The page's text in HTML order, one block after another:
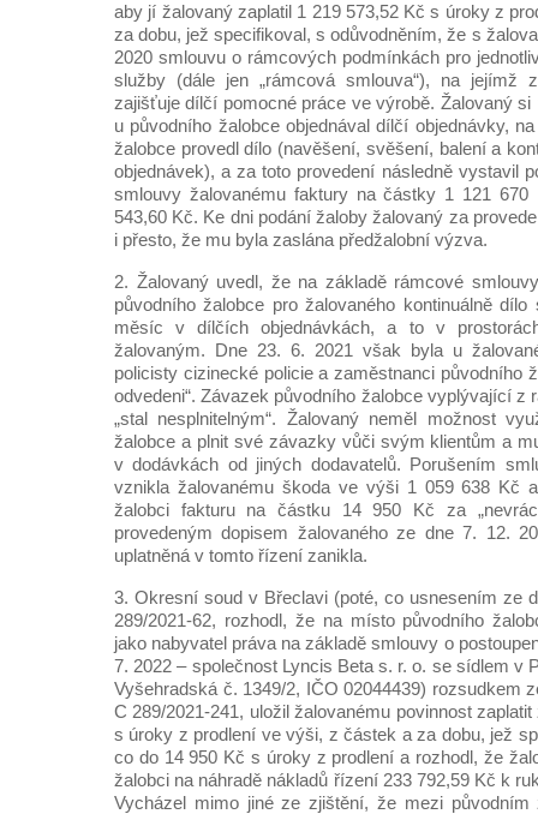
aby jí žalovaný zaplatil 1 219 573,52 Kč s úroky z
za dobu, jež specifikoval, s odůvodněním, že s
2020 smlouvu o rámcových podmínkách pro
služby (dále jen „rámcová smlouva“), na jejímž
zajišťuje dílčí pomocné práce ve výrobě. Žalovaný
u původního žalobce objednával dílčí objednávky,
žalobce provedl dílo (navěšení, svěšení, balení a
objednávek), a za toto provedení následně vystavil
smlouvy žalovanému faktury na částky 1 121
543,60 Kč. Ke dni podání žaloby žalovaný za
i přesto, že mu byla zaslána předžalobní výzva.
2. Žalovaný uvedl, že na základě rámcové
původního žalobce pro žalovaného kontinuálně
měsíc v dílčích objednávkách, a to v
žalovaným. Dne 23. 6. 2021 však byla u
policisty cizinecké policie a zaměstnanci původního
odvedeni“. Závazek původního žalobce vyplývající z
„stal nesplnitelným“. Žalovaný neměl možnost
žalobce a plnit své závazky vůči svým klientům a
v dodávkách od jiných dodavatelů. Porušením
vznikla žalovanému škoda ve výši 1 059 638 Kč
žalobci fakturu na částku 14 950 Kč za
provedeným dopisem žalovaného ze dne 7. 12.
uplatněná v tomto řízení zanikla.
3. Okresní soud v Břeclavi (poté, co usnesením ze
289/2021-62, rozhodl, že na místo původního
jako nabyvatel práva na základě smlouvy o
7. 2022 – společnost Lyncis Beta s. r. o. se sídlem v
Vyšehradská č. 1349/2, IČO 02044439) rozsudkem
C 289/2021-241, uložil žalovanému povinnost
s úroky z prodlení ve výši, z částek a za dobu, jež
co do 14 950 Kč s úroky z prodlení a rozhodl, že
žalobci na náhradě nákladů řízení 233 792,59 Kč k
Vycházel mimo jiné ze zjištění, že mezi původním